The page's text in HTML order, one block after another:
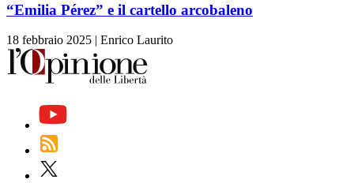
“Emilia Pérez” e il cartello arcobaleno
18 febbraio 2025 | Enrico Laurito